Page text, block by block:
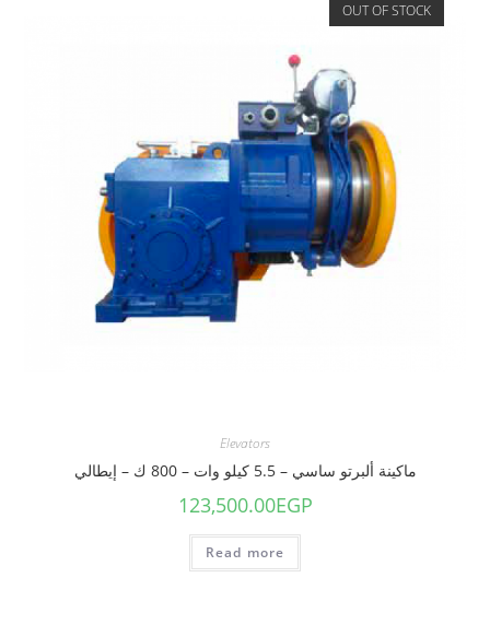
OUT OF STOCK
Elevators
ماكينة ألبرتو ساسي – 5.5 كيلو وات – 800 ك – إيطالي
123,500.00EGP
Read more